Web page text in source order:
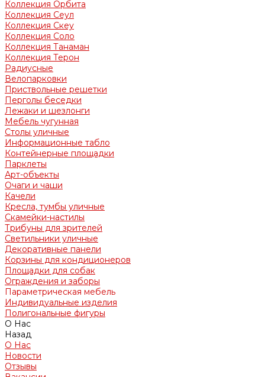
Коллекция Орбита
Коллекция Сеул
Коллекция Скеу
Коллекция Соло
Коллекция Танаман
Коллекция Терон
Радиусные
Велопарковки
Приствольные решетки
Перголы беседки
Лежаки и шезлонги
Мебель чугунная
Столы уличные
Информационные табло
Контейнерные площадки
Парклеты
Арт-объекты
Очаги и чаши
Качели
Кресла, тумбы уличные
Скамейки-настилы
Трибуны для зрителей
Светильники уличные
Декоративные панели
Корзины для кондиционеров
Площадки для собак
Ограждения и заборы
Параметрическая мебель
Индивидуальные изделия
Полигональные фигуры
О Нас
Назад
О Нас
Новости
Отзывы